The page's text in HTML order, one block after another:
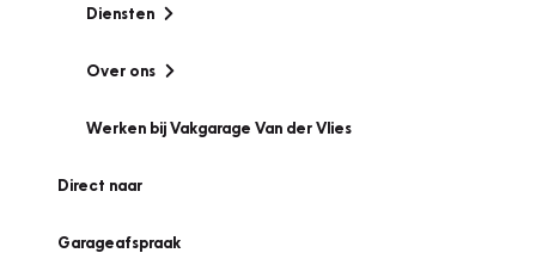
Diensten
Over ons
Werken bij Vakgarage Van der Vlies
Direct naar
Garageafspraak